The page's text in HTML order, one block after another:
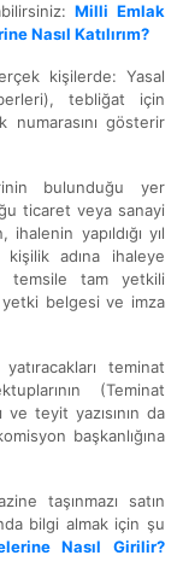
Milli Emlak
Nasıl Katılırım?
kişilerde: Yasal
tebliğat için
numarasını gösterir
bulunduğu yer
ticaret veya sanayi
yapıldığı yıl
adına ihaleye
temsile tam yetkili
belgesi ve imza
teminat
(Teminat
teyit yazısının da
başkanlığına
taşınmazı satın
bilgi almak için şu
Nasıl Girilir?